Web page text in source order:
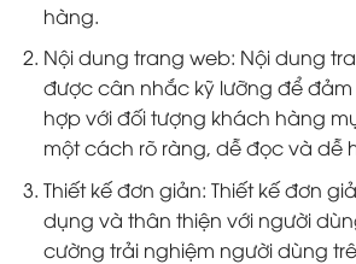
hàng.
Nội dung trang web: Nội dung
được cân nhắc kỹ lưỡng để
hợp với đối tượng khách hàng
một cách rõ ràng, dễ đọc và dễ
Thiết kế đơn giản: Thiết kế đơn
dụng và thân thiện với người
cường trải nghiệm người dùng